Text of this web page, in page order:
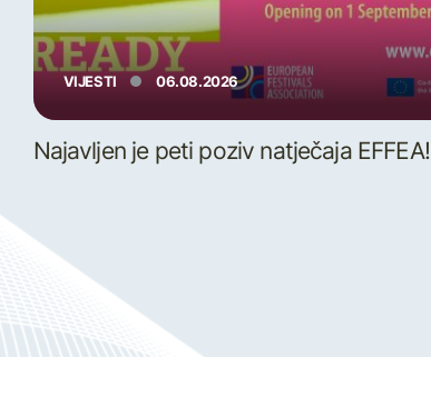
VIJESTI 06.08.2026
Najavljen je peti poziv natječaja EFFEA!